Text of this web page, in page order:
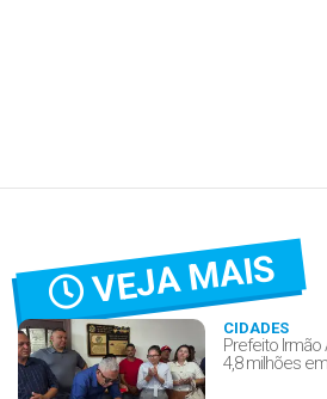
VEJA MAIS
CIDADES
Prefeito Irmão
4,8 milhões